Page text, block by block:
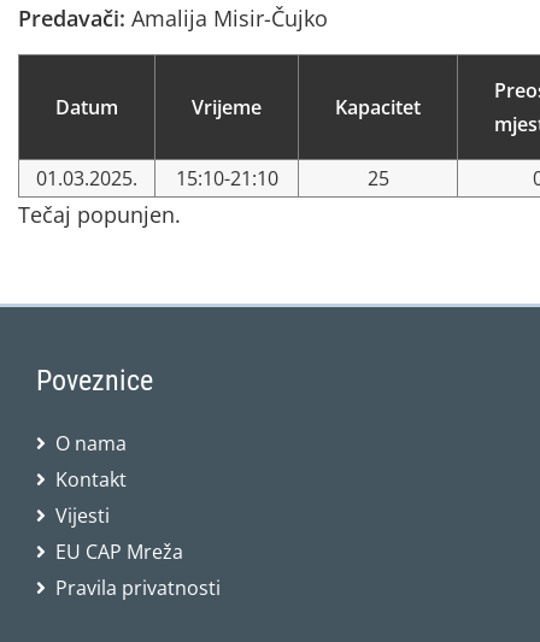
Predavači: Amalija Misir-Čujko
Datum Vrijeme Kapacitet
01.03.2025. 15:10-21:10 25
Tečaj popunjen.
Poveznice
O nama
Kontakt
Vijesti
EU CAP Mreža
Pravila privatnosti